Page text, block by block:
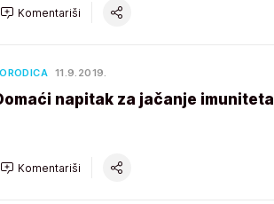
Komentariši
11.9.2019.
napitak za jačanje imuniteta
Komentariši